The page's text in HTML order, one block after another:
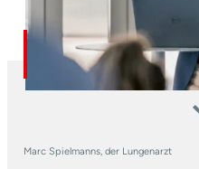
Marc Spielmanns, der Lungenarzt